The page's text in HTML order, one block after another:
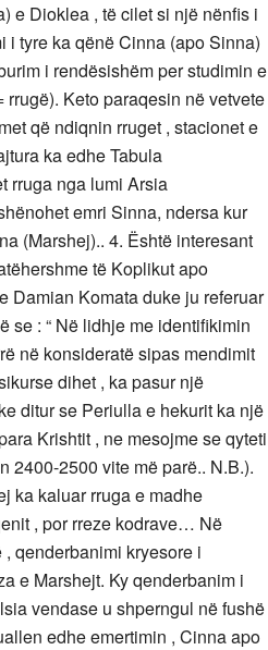
e Dioklea , të cilet si një nënfis i
i tyre ka qënë Cinna (apo Sinna)
i rendësishëm per studimin e
Keto paraqesin në vetvete
që ndiqnin rruget , stacionet e
ka edhe Tabula
rruga nga lumi Arsia
emri Sinna, ndersa kur
(Marshej).. 4. Është interesant
të Koplikut apo
Damian Komata duke ju referuar
se : “ Në lidhje me identifikimin
në konsideratë sipas mendimit
dihet , ka pasur një
ditur se Periulla e hekurit ka një
Krishtit , ne mesojme se qyteti
2400-2500 vite më parë.. N.B.).
ka kaluar rruga e madhe
, por rreze kodrave… Në
qenderbanimi kryesore i
e Marshejt. Ky qenderbanim i
vendase u shperngul në fushë
edhe emertimin , Cinna apo